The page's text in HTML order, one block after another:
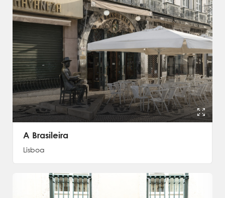
A Brasileira
Lisboa